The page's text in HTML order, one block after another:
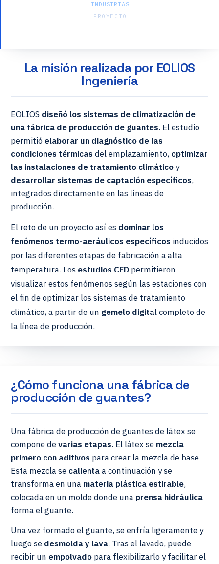
INDUSTRIAS
PROYECTO
La misión realizada por EOLIOS
Ingeniería
EOLIOS diseñó los sistemas de climatización de
una fábrica de producción de guantes. El estudio
permitió elaborar un diagnóstico de las
condiciones térmicas del emplazamiento, optimizar
las instalaciones de tratamiento climático y
desarrollar sistemas de captación específicos,
integrados directamente en las líneas de
producción.
El reto de un proyecto así es dominar los
fenómenos termo-aeráulicos específicos inducidos
por las diferentes etapas de fabricación a alta
temperatura. Los estudios CFD permitieron
visualizar estos fenómenos según las estaciones con
el fin de optimizar los sistemas de tratamiento
climático, a partir de un gemelo digitalcompleto de
la línea de producción.
¿Cómo funciona una fábrica de
producción de guantes?
Una fábrica de producción de guantes de látex se
compone devarias etapas. El látex se mezcla
primero con aditivos para crear la mezcla de base.
Esta mezcla se calientaa continuación y se
transforma en una materia plástica estirable,
colocada en un molde donde una prensa hidráulica
forma el guante.
Una vez formado el guante, se enfría ligeramente y
luego se desmolda y lava. Tras el lavado, puede
recibir un empolvado para flexibilizarlo y facilitar el